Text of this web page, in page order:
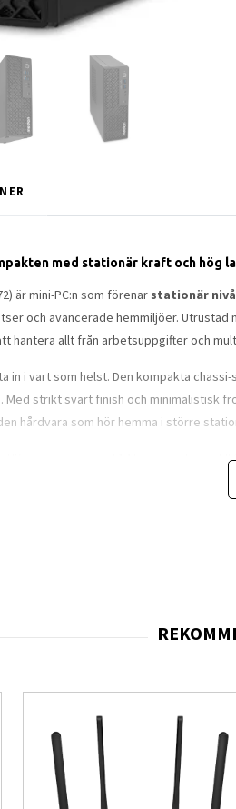
med stationär kraft och hög
är mini-PC:n som förenar stationär
och avancerade hemmiljöer. Utrustad
hantera allt från arbetsuppgifter och
in i vart som helst. Den kompakta
Med strikt svart finish och
hårdvara som hör hemma i större
HX-processorn med 14 kärnor och upp
mängder av öppna
får du ett modernt och smidigt
du kan komma igång direkt – oavsett
processor – högpresterande 14-kärnig